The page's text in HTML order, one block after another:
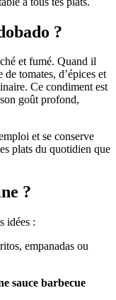
?
et fumé. Quand il
de tomates, d’épices et
Ce condiment est
goût profond,
et se conserve
plats du quotidien que
?
idées :
empanadas ou
sauce barbecue